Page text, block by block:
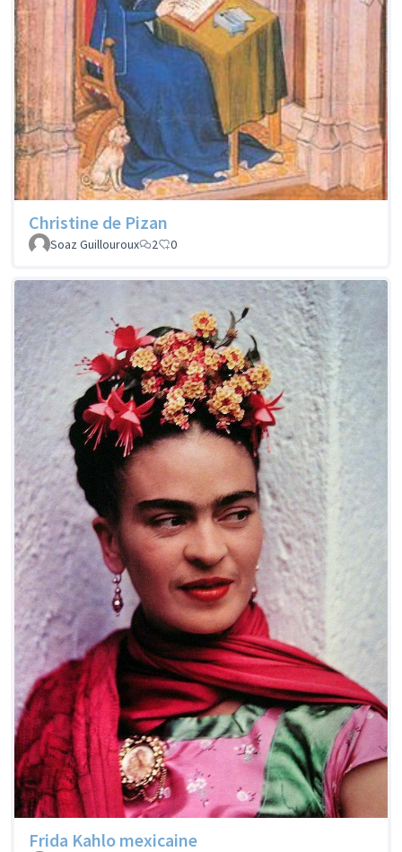
Christine de Pizan
Soaz Guillouroux 2 0
Frida Kahlo mexicaine